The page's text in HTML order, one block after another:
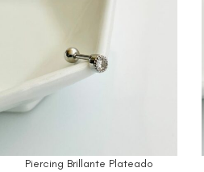
Piercing Brillante Plateado